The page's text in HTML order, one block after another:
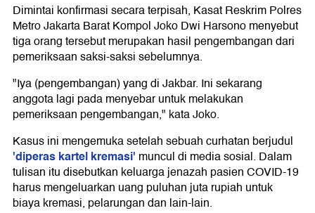
Dimintai konfirmasi secara terpisah, Kasat Reskrim Polres
Metro Jakarta Barat Kompol Joko Dwi Harsono menyebut
tiga orang tersebut merupakan hasil pengembangan dari
pemeriksaan saksi-saksi sebelumnya.
"Iya (pengembangan) yang di Jakbar. Ini sekarang
anggota lagi pada menyebar untuk melakukan
pemeriksaan pengembangan," kata Joko.
Kasus ini mengemuka setelah sebuah curhatan berjudul
'diperas kartel kremasi' muncul di media sosial. Dalam
tulisan itu disebutkan keluarga jenazah pasien COVID-19
harus mengeluarkan uang puluhan juta rupiah untuk
biaya kremasi, pelarungan dan lain-lain.